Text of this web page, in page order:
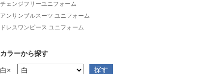
チェンジフリーユニフォーム
アンサンブルスーツ ユニフォーム
ドレスワンピース ユニフォーム
カラーから探す
白×